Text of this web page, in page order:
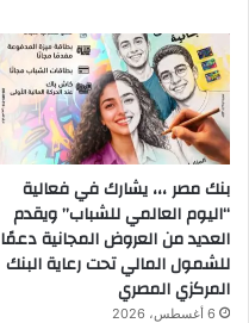
بنك مصر ،،، يشارك في فعالية
“اليوم العالمي للشباب” ويقدم
العديد من العروض المجانية دعمًا
للشمول المالي تحت رعاية البنك
المركزي المصري
6 أغسطس، 2026